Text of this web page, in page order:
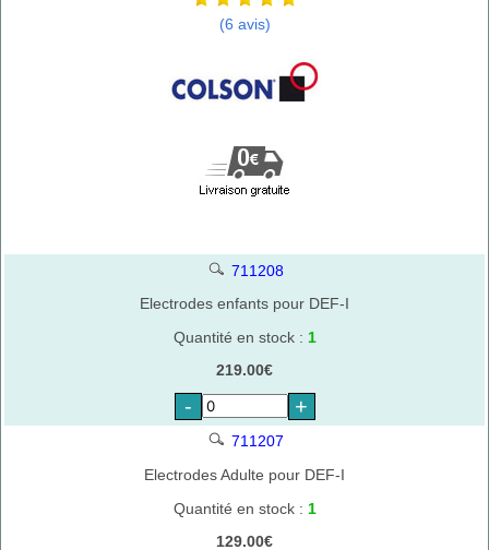
(6 avis)
711208
Electrodes enfants pour DEF-I
Quantité en stock : 1
219.00€
- +
711207
Electrodes Adulte pour DEF-I
Quantité en stock : 1
129.00€